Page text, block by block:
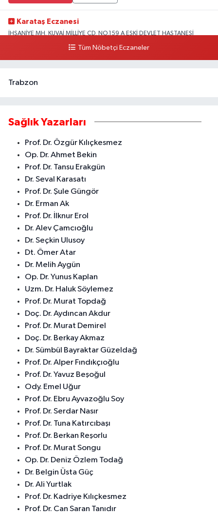
Karataş Eczanesi
İHSANİYE MH. KUVAİ MİLLİYE CD. NO.159 A ESKİ DEVLET HASTANESİ
Tüm Nöbetçi Eczaneler
Trabzon
Sağlık Yazarları
Prof. Dr. Özgür Kılıçkesmez
Op. Dr. Ahmet Bekin
Prof. Dr. Tansu Erakgün
Dr. Seval Karasatı
Prof. Dr. Şule Güngör
Dr. Erman Ak
Prof. Dr. İlknur Erol
Dr. Alev Çamcıoğlu
Dr. Seçkin Ulusoy
Dt. Ömer Atar
Dr. Melih Aygün
Op. Dr. Yunus Kaplan
Uzm. Dr. Haluk Söylemez
Prof. Dr. Murat Topdağ
Doç. Dr. Aydıncan Akdur
Prof. Dr. Murat Demirel
Doç. Dr. Berkay Akmaz
Dr. Sümbül Bayraktar Güzeldağ
Prof. Dr. Alper Fındıkçıoğlu
Prof. Dr. Yavuz Beşoğul
Ody. Emel Uğur
Prof. Dr. Ebru Ayvazoğlu Soy
Prof. Dr. Serdar Nasır
Prof. Dr. Tuna Katırcıbaşı
Prof. Dr. Berkan Reşorlu
Prof. Dr. Murat Songu
Op. Dr. Deniz Özlem Todağ
Dr. Belgin Üsta Güç
Dr. Ali Yurtlak
Prof. Dr. Kadriye Kılıçkesmez
Prof. Dr. Can Saran Tanıdır